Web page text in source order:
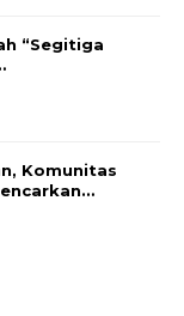
“Segitiga
Komunitas